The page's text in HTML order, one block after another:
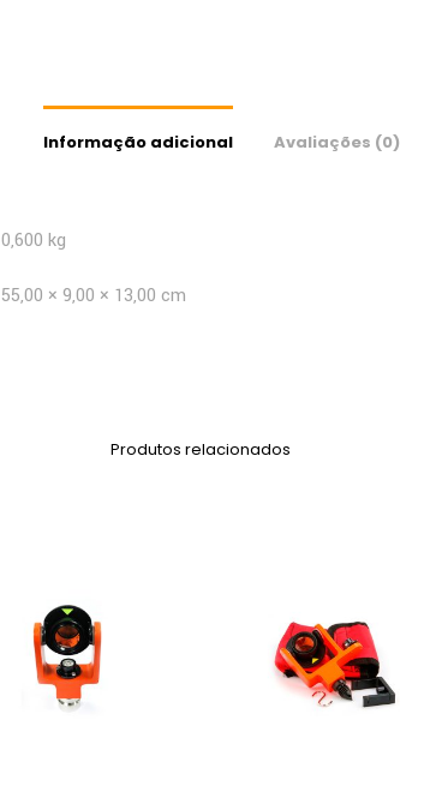
Informação adicional Avaliações (0)
0,600 kg
55,00 × 9,00 × 13,00 cm
Produtos relacionados